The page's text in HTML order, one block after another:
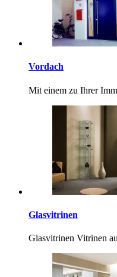
Vordach
Mit einem zu Ihrer
Glasvitrinen
Glasvitrinen Vitrinen